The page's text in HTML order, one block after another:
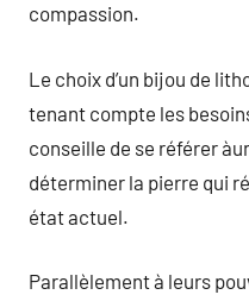
compassion.
Le choix d’un bijou de
tenant compte les
conseille de se référer
déterminer la pierre qui
état actuel.
Parallèlement à leurs